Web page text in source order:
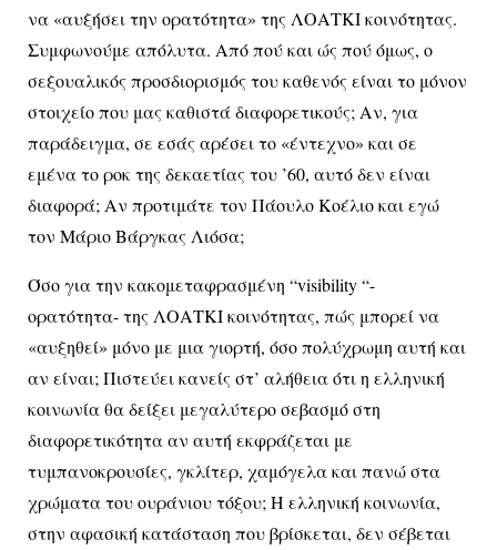
να «αυξήσει την ορατότητα» της ΛΟΑΤΚΙ κοινότητας.
Συμφωνούμε απόλυτα. Από πού και ώς πού όμως, ο
σεξουαλικός προσδιορισμός του καθενός είναι το μόνον
στοιχείο που μας καθιστά διαφορετικούς; Αν, για
παράδειγμα, σε εσάς αρέσει το «έντεχνο» και σε
εμένα το ροκ της δεκαετίας του ’60, αυτό δεν είναι
διαφορά; Αν προτιμάτε τον Πάουλο Κοέλιο και εγώ
τον Μάριο Βάργκας Λιόσα;
Όσο για την κακομεταφρασμένη “visibility “-
ορατότητα- της ΛΟΑΤΚΙ κοινότητας, πώς μπορεί να
«αυξηθεί» μόνο με μια γιορτή, όσο πολύχρωμη αυτή και
αν είναι; Πιστεύει κανείς στ’ αλήθεια ότι η ελληνική
κοινωνία θα δείξει μεγαλύτερο σεβασμό στη
διαφορετικότητα αν αυτή εκφράζεται με
τυμπανοκρουσίες, γκλίτερ, χαμόγελα και πανώ στα
χρώματα του ουράνιου τόξου; Η ελληνική κοινωνία,
στην αφασική κατάσταση που βρίσκεται, δεν σέβεται